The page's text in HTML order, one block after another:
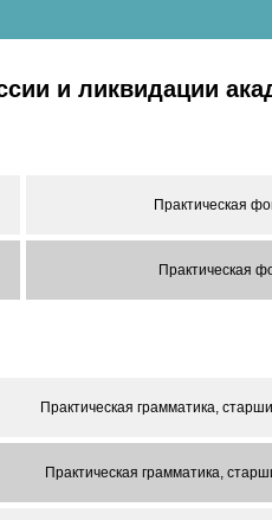
и ликвидации
Практическая
Практическая
Практическая грамматика,
Практическая грамматика,